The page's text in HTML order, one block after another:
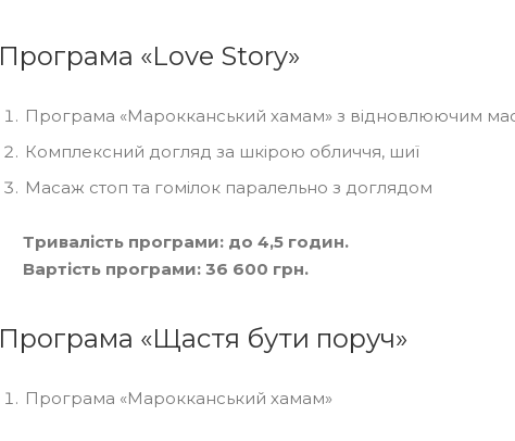
Програма «Love Story»
Програма «Марокканський хамам» з відновлюючим
Комплексний догляд за шкірою обличчя, шиї
Масаж стоп та гомілок паралельно з доглядом
Тривалість програми: до 4,5 годин.
Вартість програми: 36 600 грн.
Програма «Щастя бути поруч»
Програма «Марокканський хамам»